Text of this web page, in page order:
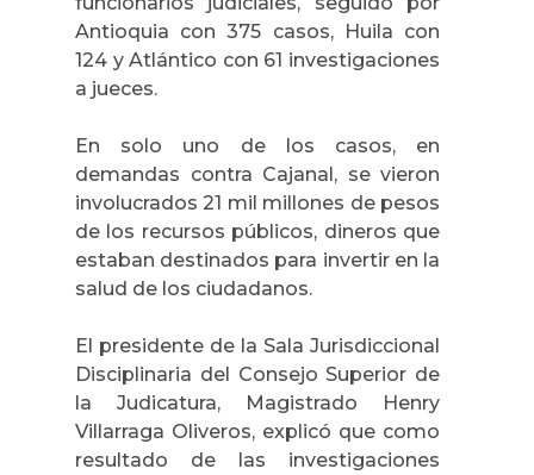
Antioquia con 375 casos, Huila con
124 y Atlántico con 61 investigaciones
a jueces.
En solo uno de los casos, en
demandas contra Cajanal, se vieron
involucrados 21 mil millones de pesos
de los recursos públicos, dineros que
estaban destinados para invertir en la
salud de los ciudadanos.
El presidente de la Sala Jurisdiccional
Disciplinaria del Consejo Superior de
la Judicatura, Magistrado Henry
Villarraga Oliveros, explicó que como
resultado de las investigaciones